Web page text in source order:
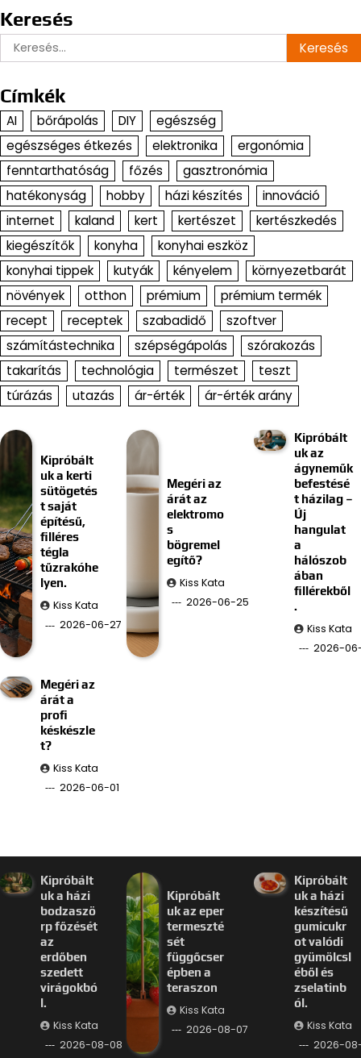
Keresés
Keresés:
Címkék
AI bőrápolás DIY
egészség
egészséges étkezés
elektronika
ergonómia
fenntarthatóság
főzés
gasztronómia
hatékonyság
hobby házi készítés
innováció
internet
kaland kert kertészet
kertészkedés
kiegészítők
konyha
konyhai eszköz
konyhai tippek
kutyák kényelem
környezetbarát
növények
otthon prémium
prémium termék
recept
receptek szabadidő
szoftver
számítástechnika
szépségápolás
szórakozás
takarítás
technológia természet
teszt
túrázás
utazás ár-érték ár-érték arány
Kipróbált
uk a kerti
sütögetés
t saját
építésű,
filléres
tégla
tűzrakóhe
lyen.
Kiss Kata
2026-06-27
Megéri az
árát az
elektromo
s
bögremel
egítő?
Kiss Kata
2026-06-25
Kipróbált
uk az
ágyneműk
befestésé
t házilag –
Új
hangulat
a
hálószob
ában
fillérekből
.
Kiss Kata
2026-
Megéri az
árát a
profi
késkészle
t?
Kiss Kata
2026-06-01
Kipróbált
uk a házi
bodzaszö
rp főzését
az
erdőben
szedett
virágokbó
l.
Kiss Kata
2026-08-08
Kipróbált
uk az eper
termeszté
sét
függőcser
épben a
teraszon
Kiss Kata
2026-08-07
Kipróbált
uk a házi
készítésű
gumicukr
ot valódi
gyümölcsl
éből és
zselatinb
ól.
Kiss Kata
2026-